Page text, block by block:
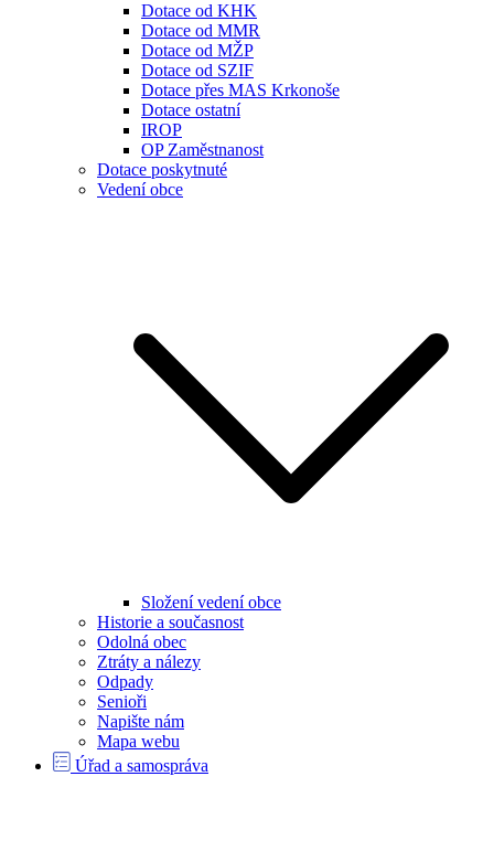
Dotace od KHK
Dotace od MMR
Dotace od MŽP
Dotace od SZIF
Dotace přes MAS Krkonoše
Dotace ostatní
IROP
OP Zaměstnanost
Dotace poskytnuté
Vedení obce
Složení vedení obce
Historie a současnost
Odolná obec
Ztráty a nálezy
Odpady
Senioři
Napište nám
Mapa webu
Úřad a samospráva